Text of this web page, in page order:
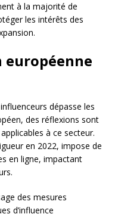
à la majorité de
les intérêts des
dépasse les
des réflexions sont
à ce secteur.
en 2022, impose de
en ligne, impactant
des mesures
d’influence